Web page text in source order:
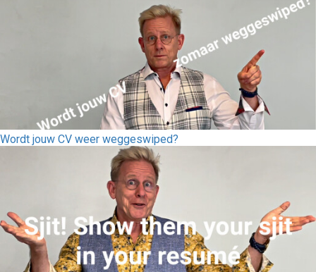
Wordt jouw CV weer weggeswiped?